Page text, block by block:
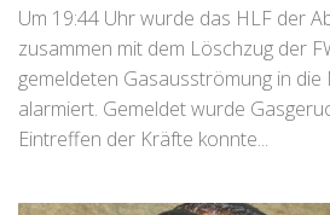
Um 19:44 Uhr wurde das HLF der
zusammen mit dem Löschzug der
gemeldeten Gasausströmung in
alarmiert. Gemeldet wurde
Eintreffen der Kräfte konnte...